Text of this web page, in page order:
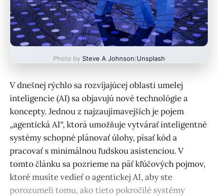
Photo by Steve A Johnson/Unsplash
V dnešnej rýchlo sa rozvíjajúcej oblasti umelej
inteligencie (AI) sa objavujú nové technológie a
koncepty. Jednou z najzaujímavejších je pojem
„agentická AI“, ktorá umožňuje vytvárať inteligentné
systémy schopné plánovať úlohy, písať kód a
pracovať s minimálnou ľudskou asistenciou. V
tomto článku sa pozrieme na päť kľúčových pojmov,
ktoré musíte vedieť o agentickej AI, aby ste
porozumeli tomu, ako tieto pokročilé systémy